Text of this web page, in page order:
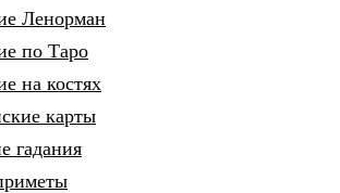
Ленорман
по Таро
на костях
карты
гадания